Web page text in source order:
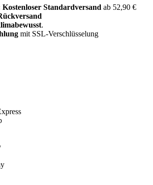
Standardversand ab 52,90 €
.
mit SSL-Verschlüsselung